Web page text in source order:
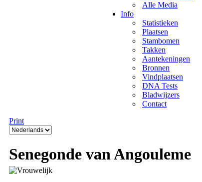
Alle Media
Info
Statistieken
Plaatsen
Stambomen
Takken
Aantekeningen
Bronnen
Vindplaatsen
DNA Tests
Bladwijzers
Contact
Print
Senegonde van Angouleme